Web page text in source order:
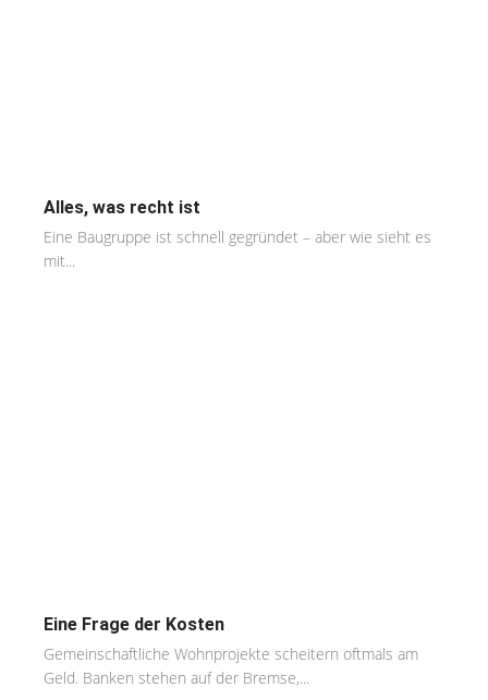
Alles, was recht ist
Eine Baugruppe ist schnell gegründet – aber wie sieht es
mit...
Eine Frage der Kosten
Gemeinschaftliche Wohnprojekte scheitern oftmals am
Geld. Banken stehen auf der Bremse,...